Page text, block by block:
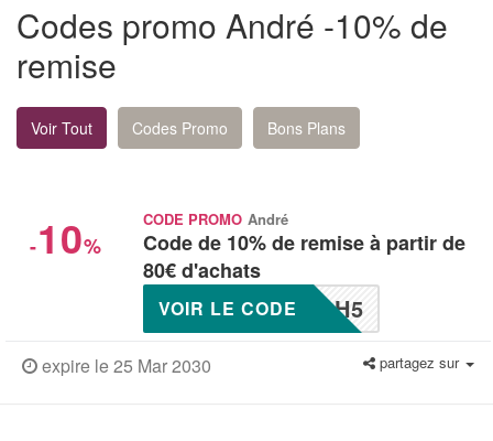
Codes promo André -10% de
remise
Voir Tout Codes Promo Bons Plans
-10%
CODE PROMO André
Code de 10% de remise à partir de
80€ d'achats
AH5
VOIR LE CODE
expire le 25 Mar 2030 partagez sur